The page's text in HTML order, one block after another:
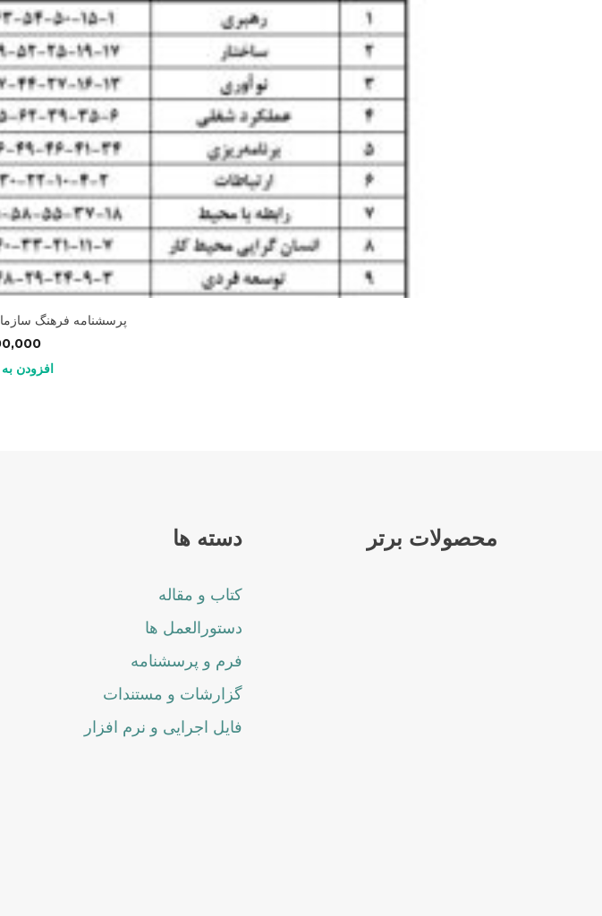
پرسشنامه فرهنگ
افزودن
محصولات برتر دسته ها
کتاب و مقاله
دستورالعمل ها
فرم و پرسشنامه
گزارشات و مستندات
فایل اجرایی و نرم افزار